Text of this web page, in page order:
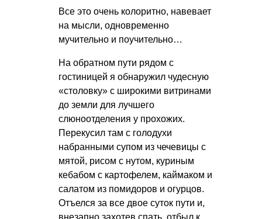
Все это очень колоритно, навевает
на мысли, одновременно
мучительно и поучительно…
На обратном пути рядом с
гостиницей я обнаружил чудесную
«столовку» с широкими витринами
до земли для лучшего
слюноотделения у прохожих.
Перекусил там с голодухи
набранными супом из чечевицы с
мятой, рисом с нутом, куриным
кебабом с картофелем, каймаком и
салатом из помидоров и огурцов.
Отъелся за все двое суток пути и,
внезапно захотев спать, отбыл к